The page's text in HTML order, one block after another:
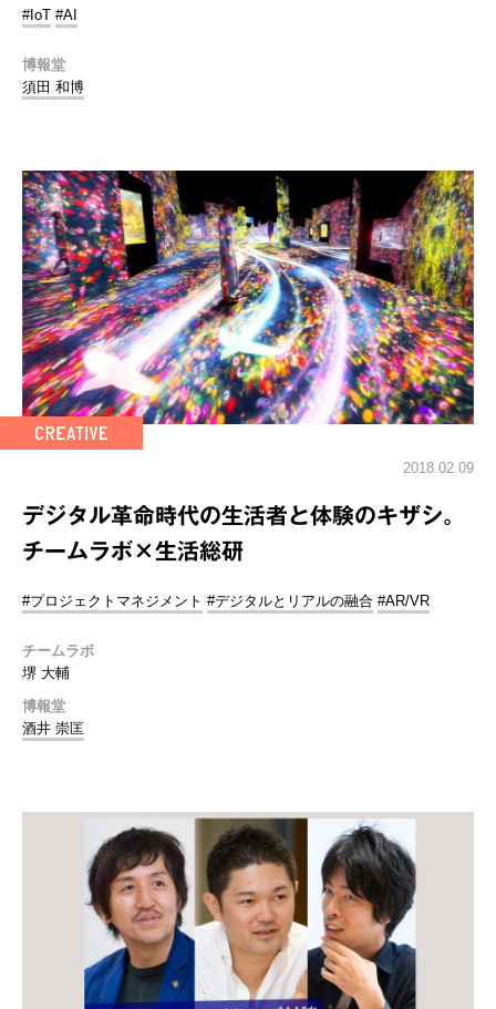
#IoT #AI
博報堂
須田 和博
2018.02.09
デジタル革命時代の生活者と体験のキザシ。
チームラボ×生活総研
#プロジェクトマネジメント #デジタルとリアルの融合 #AR/VR
チームラボ
堺 大輔
博報堂
酒井 崇匡